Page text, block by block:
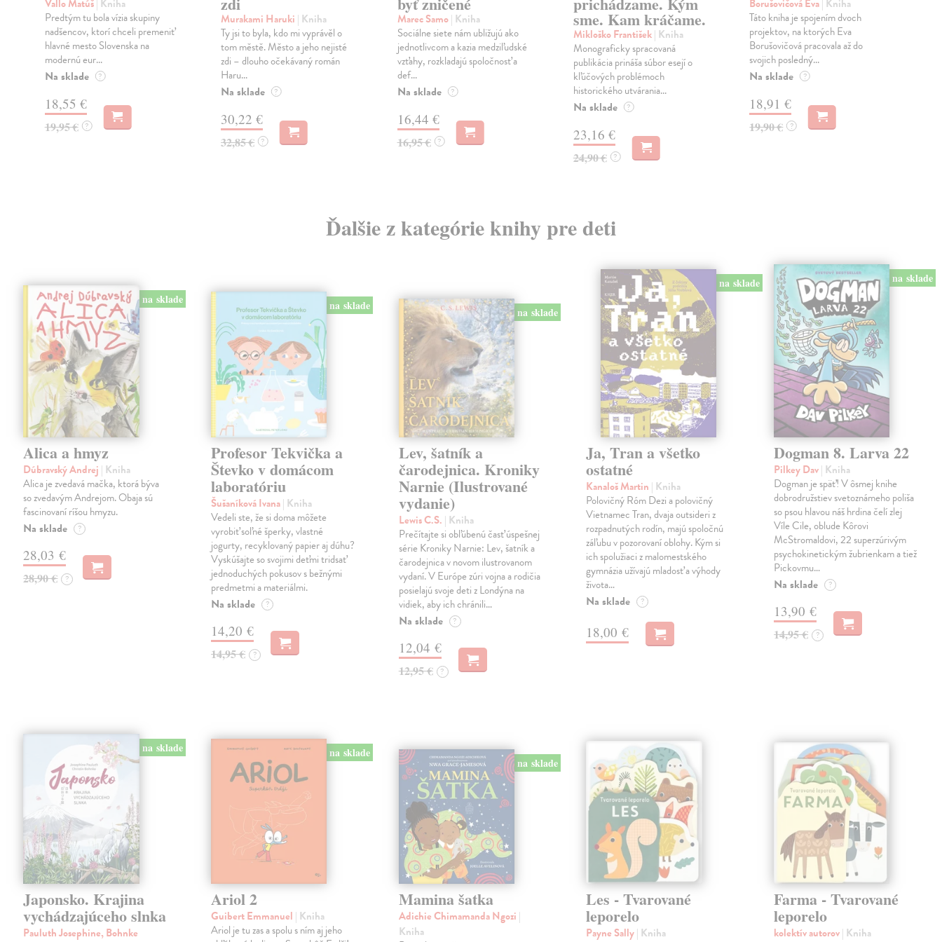
Vallo Matúš| Kniha
Predtým tu bola vízia skupiny
nadšencov, ktorí chceli premeniť
hlavné mesto Slovenska na
modernú eur...
Na sklade ?
18,55 €
19,95 € ?
Murakami Haruki | Kniha
Ty jsi to byla, kdo mi vyprávěl o
tom městě. Město a jeho nejisté
zdi – dlouho očekávaný román
Haru...
Na sklade ?
30,22 €
32,85 € ?
Marec Samo| Kniha
Sociálne siete nám ubližujú ako
jednotlivcom a kazia medziľudské
vzťahy, rozkladajú spoločnosť a
def...
Na sklade ?
16,44 €
16,95 € ?
sme. Kam kráčame.
Mikloško František| Kniha
Monograficky spracovaná
publikácia prináša súbor esejí o
kľúčových problémoch
historického utvárania...
Na sklade ?
23,16 €
24,90 € ?
Borušovičová Eva| Kniha
Táto kniha je spojením dvoch
projektov, na ktorých Eva
Borušovičová pracovala až do
svojich posledný...
Na sklade ?
18,91 €
19,90 € ?
Ďalšie z kategórie knihy pre deti
na sklade
Alica a hmyz
Dúbravský Andrej | Kniha
Alica je zvedavá mačka, ktorá býva
so zvedavým Andrejom. Obaja sú
fascinovaní ríšou hmyzu.
Na sklade ?
28,03 €
28,90 € ?
na sklade
Profesor Tekvička a
Števko v domácom
laboratóriu
Šušaníková Ivana| Kniha
Vedeli ste, že si doma môžete
vyrobiť soľné šperky, vlastné
jogurty, recyklovaný papier aj dúhu?
Vyskúšajte so svojimi deťmi tridsať
jednoduchých pokusov s bežnými
predmetmi a materiálmi.
Na sklade ?
14,20 €
14,95 € ?
na sklade
Lev, šatník a
čarodejnica. Kroniky
Narnie (Ilustrované
vydanie)
Lewis C.S. | Kniha
Prečítajte si obľúbenú časť úspešnej
série Kroniky Narnie: Lev, šatník a
čarodejnica v novom ilustrovanom
vydaní. V Európe zúri vojna a rodičia
posielajú svoje deti z Londýna na
vidiek, aby ich chránili…
Na sklade ?
12,04 €
12,95 € ?
na sklade
Ja, Tran a všetko
ostatné
Kanaloš Martin | Kniha
Polovičný Róm Dezi a polovičný
Vietnamec Tran, dvaja outsideri z
rozpadnutých rodín, majú spoločnú
záľubu v pozorovaní oblohy. Kým si
ich spolužiaci z malomestského
gymnázia užívajú mladosť a výhody
života…
Na sklade ?
18,00 €
na sklade
Dogman 8. Larva 22
Pilkey Dav| Kniha
Dogman je späť! V ôsmej knihe
dobrodružstiev svetoznámeho poliša
so psou hlavou náš hrdina čelí zlej
Víle Cile, oblude Kôrovi
McStromaldovi, 22 superzúrivým
psychokinetickým žubrienkam a tiež
Pickovmu…
Na sklade ?
13,90 €
14,95 € ?
na sklade
Japonsko. Krajina
vychádzajúceho slnka
Pauluth Josephine, Bohnke
na sklade
Ariol 2
Guibert Emmanuel | Kniha
Ariol je tu zas a spolu s ním aj jeho
na sklade
Mamina šatka
Adichie Chimamanda Ngozi |
Kniha
Les - Tvarované
leporelo
Payne Sally| Kniha
Farma - Tvarované
leporelo
kolektív autorov| Kniha